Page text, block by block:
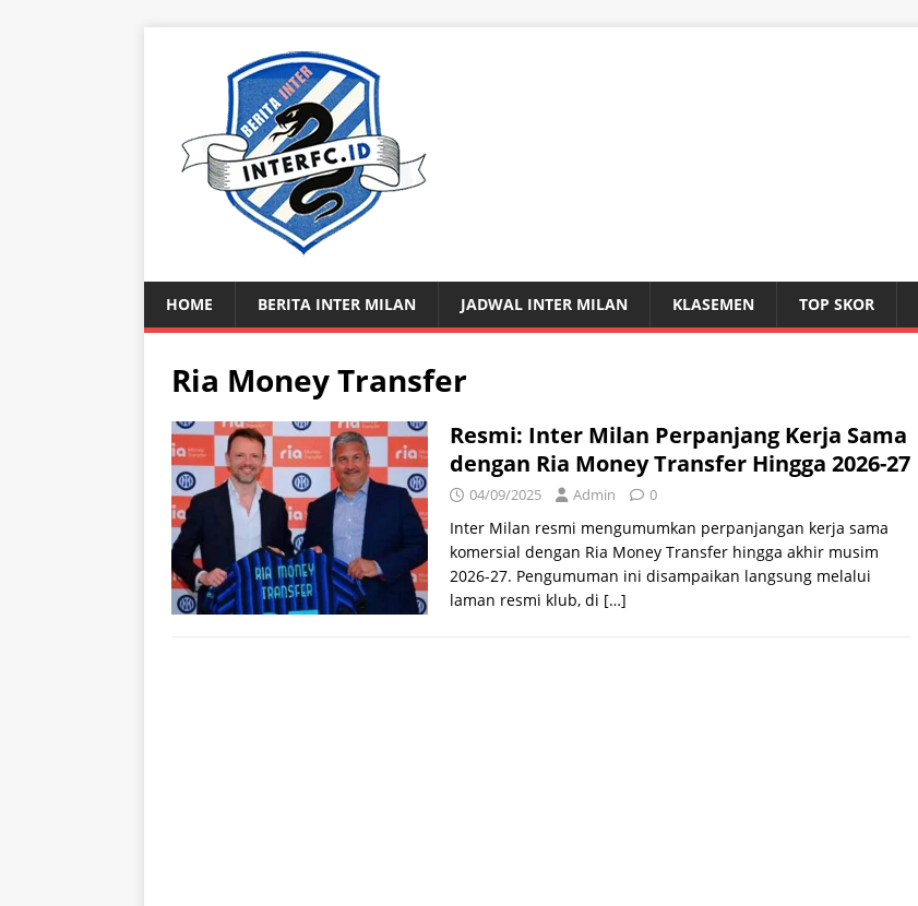
HOME BERITA INTER MILAN JADWAL INTER MILAN KLASEMEN TOP SKOR
Ria Money Transfer
Resmi: Inter Milan Perpanjang Kerja Sama
dengan Ria Money Transfer Hingga 2026-27
04/09/2025 Admin 0
Inter Milan resmi mengumumkan perpanjangan kerja sama
komersial dengan Ria Money Transfer hingga akhir musim
2026-27. Pengumuman ini disampaikan langsung melalui
laman resmi klub, di […]